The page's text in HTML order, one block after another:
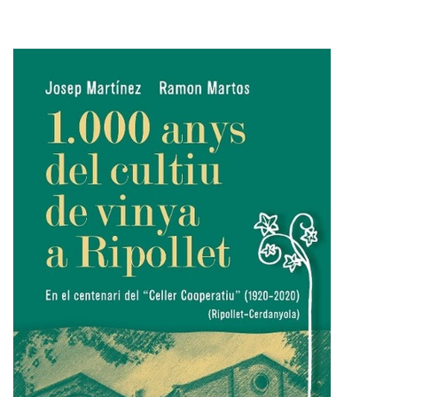
Retiment de Comptes
Accés a Informació Pública
Dades Obertes
Catàleg de Serveis i Tràmits
Entitats
Equipaments
Mercats Municipals
Webs Municipals